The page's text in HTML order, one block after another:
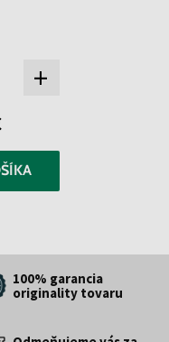
+
100% garancia
originality tovaru